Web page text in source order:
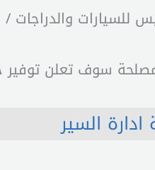
للسيارات والدراجات
سوف تعلن توفير
السير